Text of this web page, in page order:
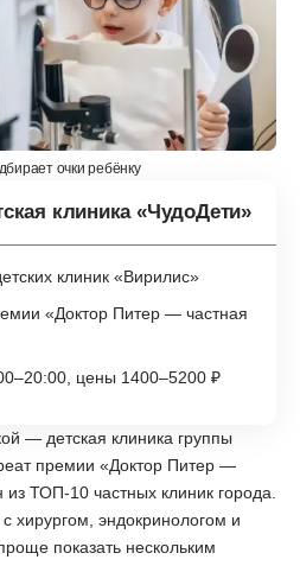
очки ребёнку
клиника «ЧудоДети»
клиник «Вирилис»
«Доктор Питер — частная
цены 1400–5200 ₽
— детская клиника группы
премии «Доктор Питер —
ТОП-10 частных клиник города.
хирургом, эндокринологом и
показать нескольким